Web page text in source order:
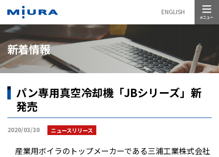
ENGLISH
新着情報
パン専用真空冷却機「JBシリーズ」新
発売
2020/03/30 ニュースリリース
産業用ボイラのトップメーカーである三浦工業株式会社